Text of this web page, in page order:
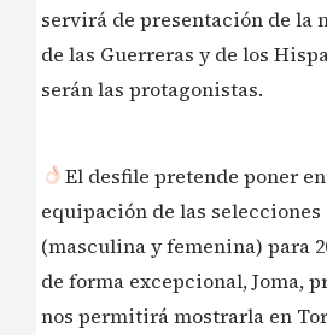
servirá de presentación de la
de las Guerreras y de los
serán las protagonistas.
El desfile pretende poner
equipación de las selecciones
(masculina y femenina) para
de forma excepcional, Joma,
nos permitirá mostrarla en